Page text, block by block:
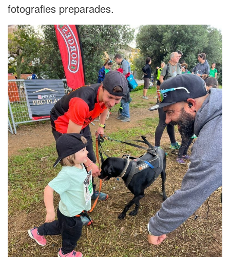
fotografies preparades.